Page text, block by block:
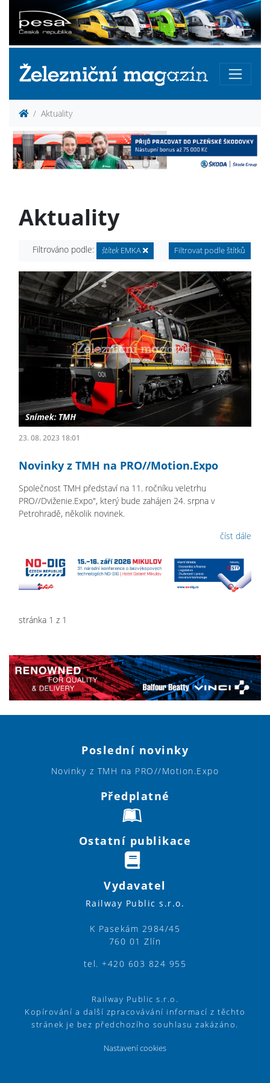
Aktuality
Aktuality
Filtrováno podle: štítekEMKA Filtrovat podle štítků
23. 08. 2023 18:01
Novinky z TMH na PRO//Motion.Expo
Společnost TMH představí na 11. ročníku veletrhu
PRO//Dviženie.Expo", který bude zahájen 24. srpna v
Petrohradě, několik novinek.
číst dále
stránka 1 z 1
Poslední novinky
Novinky z TMH na PRO//Motion.Expo
Předplatné
Ostatní publikace
Vydavatel
Railway Public s.r.o.
K Pasekám 2984/45
760 01 Zlín
tel. +420 603 824 955
Railway Public s.r.o.
Kopírování a další zpracovávání informací z těchto
stránek je bez předchozího souhlasu zakázáno.
Nastavení cookies